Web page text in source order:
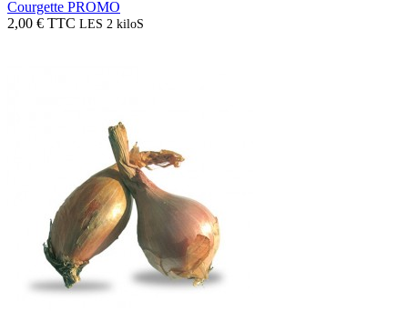
Courgette PROMO
2,00 € TTC LES 2 kiloS